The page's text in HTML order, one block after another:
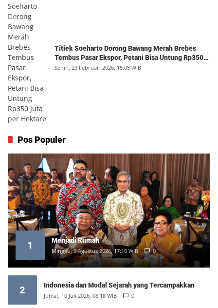
Titiek Soeharto Dorong Bawang Merah Brebes
Tembus Pasar Ekspor, Petani Bisa Untung Rp350
Juta per Hektare
Senin, 23 Februari 2026, 15:05 WIB
Pos Populer
1 Menjadi Rumah
Minggu, 9 Agustus 2026, 17:10 WIB 0
2 Indonesia dan Modal Sejarah yang Tercampakkan
Jumat, 10 Juli 2026, 08:18 WIB 0